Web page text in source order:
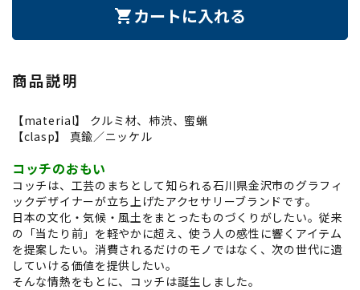
shopping_cart カートに入れる
商品説明
【material】 クルミ材、柿渋、蜜蝋
【clasp】 真鍮／ニッケル
コッチのおもい
コッチは、工芸のまちとして知られる石川県金沢市のグラフィ
ックデザイナーが立ち上げたアクセサリーブランドです。
日本の文化・気候・風土をまとったものづくりがしたい。従来
の「当たり前」を軽やかに超え、使う人の感性に響くアイテム
を提案したい。消費されるだけのモノではなく、次の世代に遺
していける価値を提供したい。
そんな情熱をもとに、コッチは誕生しました。